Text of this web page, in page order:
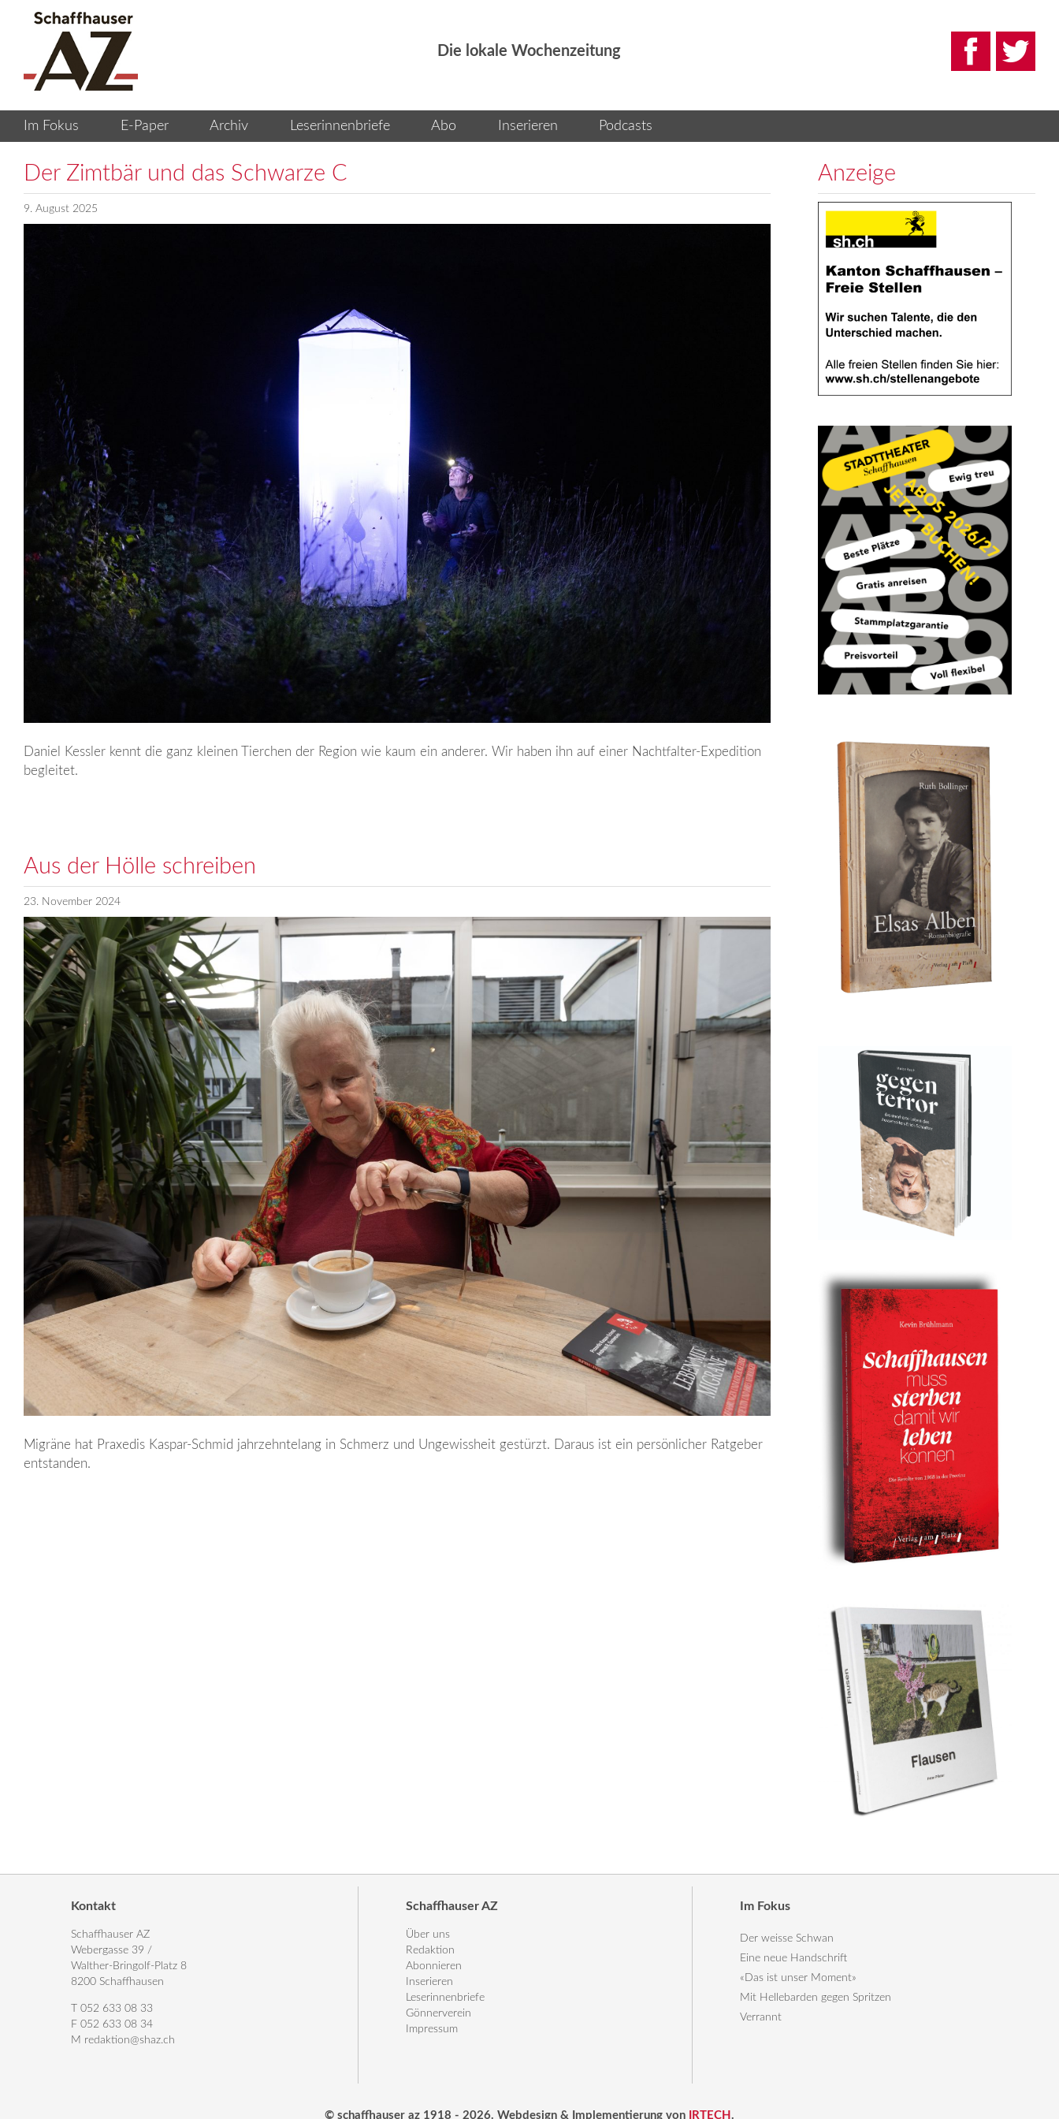
Die lokale Wochenzeitung
Der Zimtbär und das Schwarze C
9. August 2025
Daniel Kessler kennt die ganz kleinen Tierchen der Region wie kaum ein anderer. Wir haben ihn auf einer Nachtfalter-Expedition
begleitet.
Aus der Hölle schreiben
23. November 2024
Migräne hat Praxedis Kaspar-Schmid jahrzehntelang in Schmerz und Ungewissheit gestürzt. Daraus ist ein persönlicher Ratgeber
entstanden.
Anzeige
Kontakt
Schaffhauser AZ
Webergasse 39 /
Walther-Bringolf-Platz 8
8200 Schaffhausen
T 052 633 08 33
F 052 633 08 34
M redaktion@shaz.ch
Schaffhauser AZ
Über uns
Redaktion
Abonnieren
Inserieren
Leserinnenbriefe
Gönnerverein
Impressum
Im Fokus
Der weisse Schwan
Eine neue Handschrift
«Das ist unser Moment»
Mit Hellebarden gegen Spritzen
Verrannt
© schaffhauser az 1918 - 2026. Webdesign & Implementierung von IRTECH .